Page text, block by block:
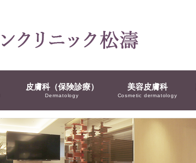
皮膚科（保険診療）
Dermatology
美容皮膚科
Cosmetic dermatology